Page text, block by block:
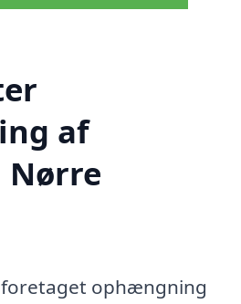
af
foretaget ophængning